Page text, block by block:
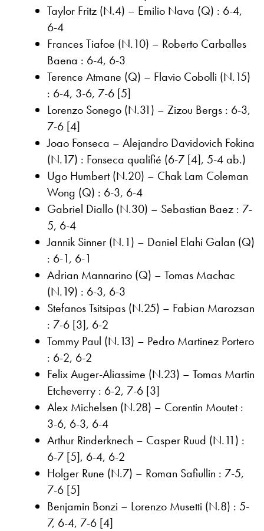
Taylor Fritz (N.4) – Emilio Nava (Q) : 6-4,
6-4
Frances Tiafoe (N.10) – Roberto Carballes
Baena : 6-4, 6-3
Terence Atmane (Q) – Flavio Cobolli (N.15)
: 6-4, 3-6, 7-6 [5]
Lorenzo Sonego (N.31) – Zizou Bergs : 6-3,
7-6 [4]
Joao Fonseca – Alejandro Davidovich Fokina
(N.17) : Fonseca qualifié (6-7 [4], 5-4 ab.)
Ugo Humbert (N.20) – Chak Lam Coleman
Wong (Q) : 6-3, 6-4
Gabriel Diallo (N.30) – Sebastian Baez : 7-
5, 6-4
Jannik Sinner (N.1) – Daniel Elahi Galan (Q)
: 6-1, 6-1
Adrian Mannarino (Q) – Tomas Machac
(N.19) : 6-3, 6-3
Stefanos Tsitsipas (N.25) – Fabian Marozsan
: 7-6 [3], 6-2
Tommy Paul (N.13) – Pedro Martinez Portero
: 6-2, 6-2
Felix Auger-Aliassime (N.23) – Tomas Martin
Etcheverry : 6-2, 7-6 [3]
Alex Michelsen (N.28) – Corentin Moutet :
3-6, 6-3, 6-4
Arthur Rinderknech – Casper Ruud (N.11) :
6-7 [5], 6-4, 6-2
Holger Rune (N.7) – Roman Safiullin : 7-5,
7-6 [5]
Benjamin Bonzi – Lorenzo Musetti (N.8) : 5-
7, 6-4, 7-6 [4]